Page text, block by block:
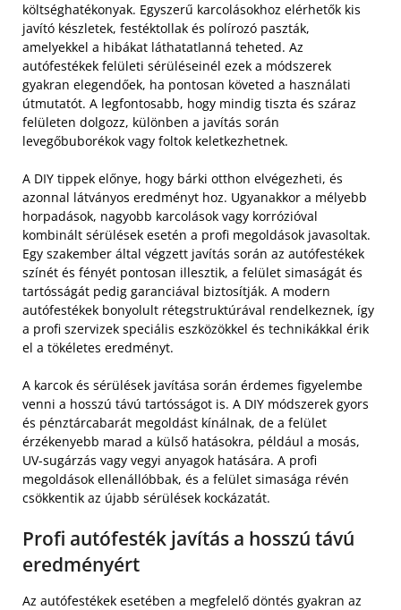
költséghatékonyak. Egyszerű karcolásokhoz elérhetők kis
javító készletek, festéktollak és polírozó paszták,
amelyekkel a hibákat láthatatlanná teheted. Az
autófestékek felületi sérüléseinél ezek a módszerek
gyakran elegendőek, ha pontosan követed a használati
útmutatót. A legfontosabb, hogy mindig tiszta és száraz
felületen dolgozz, különben a javítás során
levegőbuborékok vagy foltok keletkezhetnek.
A DIY tippek előnye, hogy bárki otthon elvégezheti, és
azonnal látványos eredményt hoz. Ugyanakkor a mélyebb
horpadások, nagyobb karcolások vagy korrózióval
kombinált sérülések esetén a profi megoldások javasoltak.
Egy szakember által végzett javítás során az autófestékek
színét és fényét pontosan illesztik, a felület simaságát és
tartósságát pedig garanciával biztosítják. A modern
autófestékek bonyolult rétegstruktúrával rendelkeznek, így
a profi szervizek speciális eszközökkel és technikákkal érik
el a tökéletes eredményt.
A karcok és sérülések javítása során érdemes figyelembe
venni a hosszú távú tartósságot is. A DIY módszerek gyors
és pénztárcabarát megoldást kínálnak, de a felület
érzékenyebb marad a külső hatásokra, például a mosás,
UV-sugárzás vagy vegyi anyagok hatására. A profi
megoldások ellenállóbbak, és a felület simasága révén
csökkentik az újabb sérülések kockázatát.
Profi autófesték javítás a hosszú távú
eredményért
Az autófestékek esetében a megfelelő döntés gyakran az